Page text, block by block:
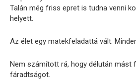
Talán még friss epret is tudna venni
helyett.
Az élet egy matekfeladattá vált.
Nem számított rá, hogy délután mást
fáradtságot.